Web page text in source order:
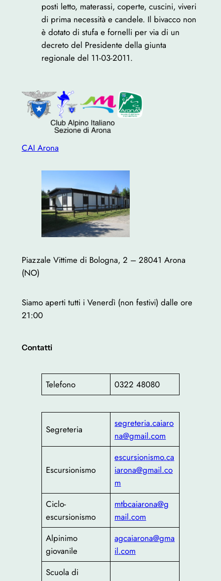
posti letto, materassi, coperte, cuscini, viveri
di prima necessità e candele. Il bivacco non
è dotato di stufa e fornelli per via di un
decreto del Presidente della giunta
regionale del 11-03-2011.
CAI Arona
Piazzale Vittime di Bologna, 2 – 28041 Arona
(NO)
Siamo aperti tutti i Venerdì (non festivi) dalle ore
21:00
Contatti
Telefono 0322 48080
Segreteria
segreteria.caiaro
na@gmail.com
Escursionismo
escursionismo.ca
iarona@gmail.co
m
Ciclo-
escursionismo
mtbcaiarona@g
mail.com
Alpinimo
giovanile
agcaiarona@gma
il.com
Scuola di